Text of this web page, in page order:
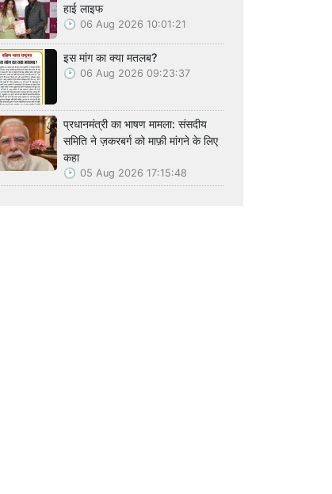
हाई लाइफ
06 Aug 2026 10:01:21
इस मांग का क्या मतलब?
06 Aug 2026 09:23:37
प्रधानमंत्री का भाषण मामला: संसदीय
समिति ने ज़करबर्ग को माफ़ी मांगने के लिए
कहा
05 Aug 2026 17:15:48